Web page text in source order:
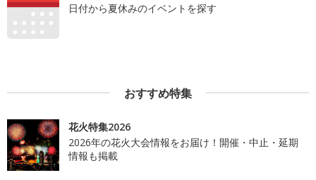
日付から夏休みのイベントを探す
おすすめ特集
花火特集2026
2026年の花火大会情報をお届け！開催・中止・延期
情報も掲載